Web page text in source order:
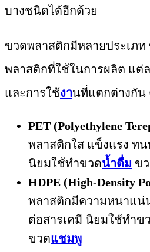
บางชนิดได้อีกด้วย
ขวดพลาสติกมีหลายประเภ
พลาสติกที่ใช้ในการผลิต แ
และการใช้งานที่แตกต่างกัน
PET (Polyethylene
พลาสติกใส แข็งแรง ท
นิยมใช้ทำขวดน้ำดื่ม ข
HDPE (High-Density
พลาสติกมีความหนาแน่
ต่อสารเคมี นิยมใช้ทำ
ขวดแชมพู